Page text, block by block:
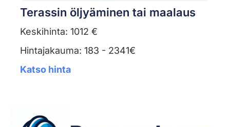
Terassin öljyäminen tai maalaus
Keskihinta: 1012 €
Hintajakauma: 183 - 2341€
Katso hinta